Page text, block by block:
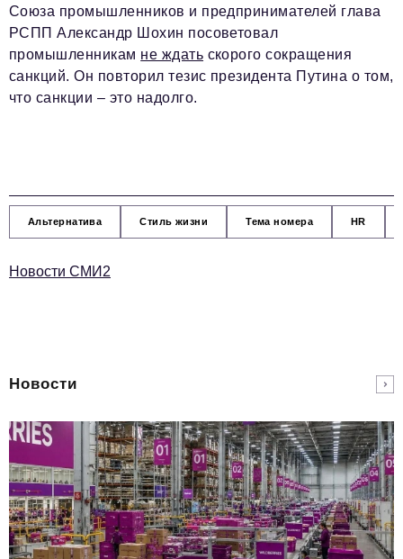
Союза промышленников и предпринимателей глава
РСПП Александр Шохин посоветовал
промышленникам не ждать скорого сокращения
санкций. Он повторил тезис президента Путина о том,
что санкции – это надолго.
Альтернатива Стиль жизни Тема номера HR
Новости СМИ2
Новости